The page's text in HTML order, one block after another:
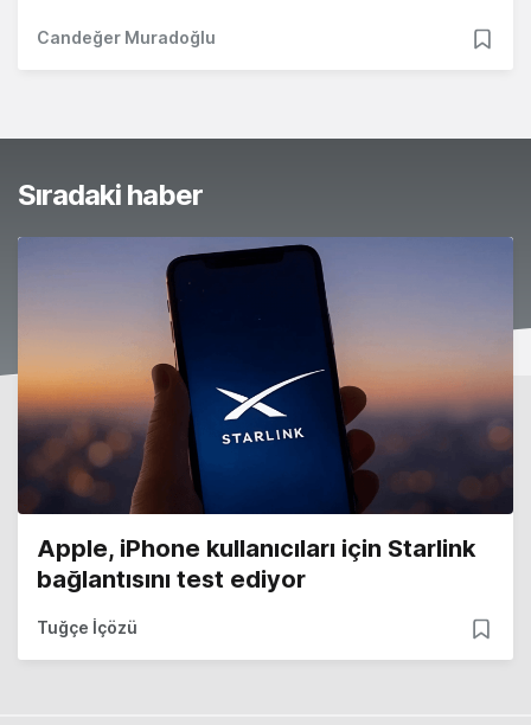
Candeğer Muradoğlu
Sıradaki haber
Apple, iPhone kullanıcıları için Starlink
bağlantısını test ediyor
Tuğçe İçözü